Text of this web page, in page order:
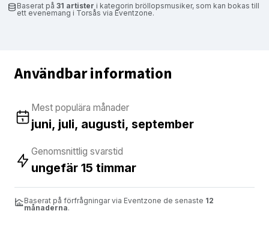
Baserat på 31 artister i kategorin bröllopsmusiker, som kan bokas till
ett evenemang i Torsås via Eventzone.
Användbar information
Mest populära månader
juni, juli, augusti, september
Genomsnittlig svarstid
ungefär 15 timmar
Baserat på förfrågningar via Eventzone de senaste 12
månaderna.